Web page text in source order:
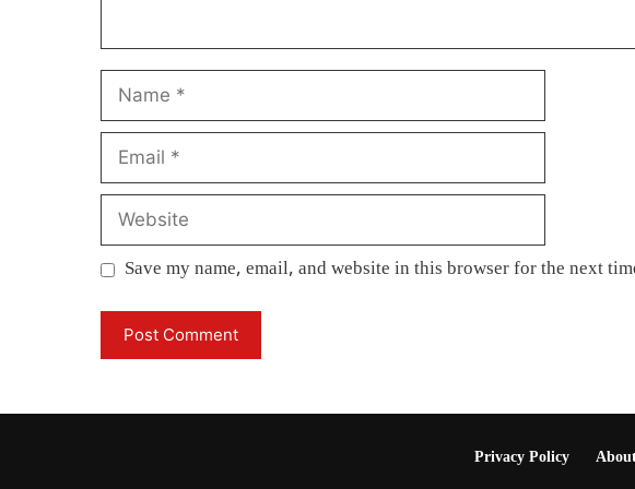
Name
Email
Website
Save my name, email, and website in this browser for the next
Privacy Policy